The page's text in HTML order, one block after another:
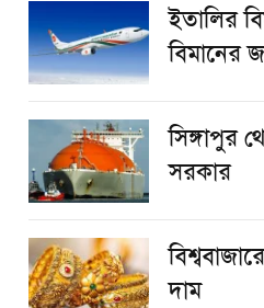
ইতালির
বিমানের
সিঙ্গাপুর
সরকার
দাম